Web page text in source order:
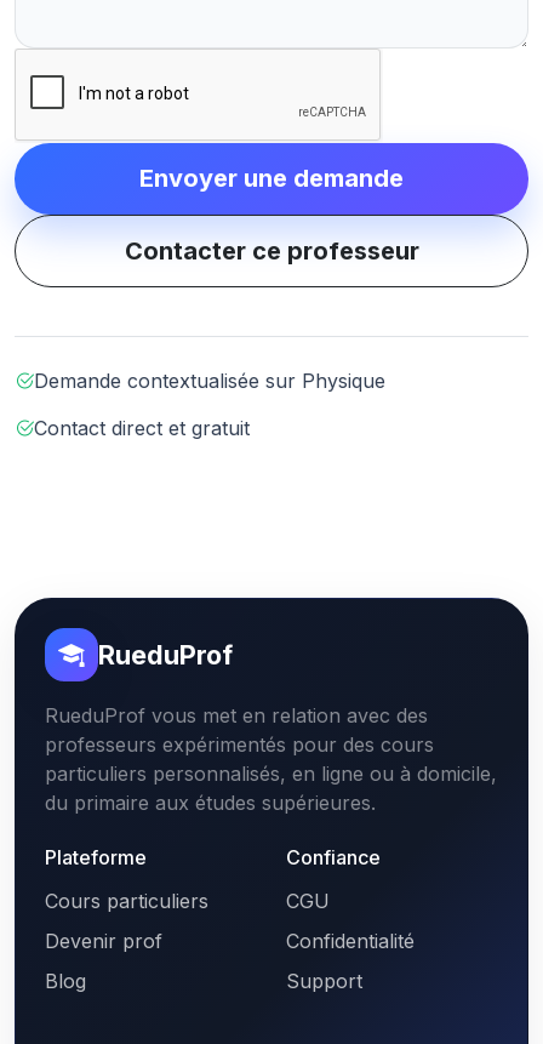
Envoyer une demande
Contacter ce professeur
Demande contextualisée sur Physique
Contact direct et gratuit
RueduProf
RueduProf vous met en relation avec des
professeurs expérimentés pour des cours
particuliers personnalisés, en ligne ou à domicile,
du primaire aux études supérieures.
Plateforme
Cours particuliers
Devenir prof
Blog
Confiance
CGU
Confidentialité
Support